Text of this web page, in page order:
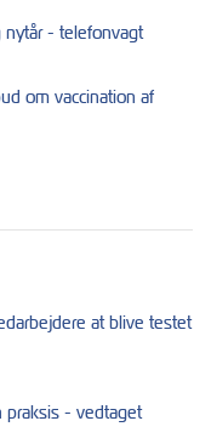
- telefonvagt
om vaccination af
at blive testet
- vedtaget